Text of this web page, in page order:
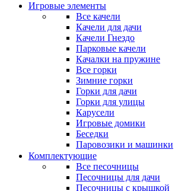
Игровые элементы
Все качели
Качели для дачи
Качели Гнездо
Парковые качели
Качалки на пружине
Все горки
Зимние горки
Горки для дачи
Горки для улицы
Карусели
Игровые домики
Беседки
Паровозики и машинки
Комплектующие
Все песочницы
Песочницы для дачи
Песочницы с крышкой